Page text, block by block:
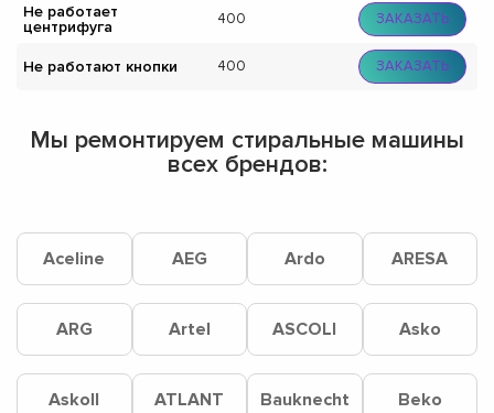
Не работает
центрифуга
400 ЗАКАЗАТЬ
Не работают кнопки 400 ЗАКАЗАТЬ
Мы ремонтируем стиральные машины
всех брендов:
Aceline AEG Ardo ARESA
ARG Artel ASCOLI Asko
Askoll ATLANT Bauknecht Beko